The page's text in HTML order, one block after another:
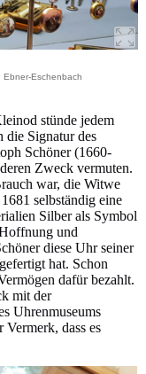
Ebner-Eschenbach
stünde jedem
die Signatur des
Schöner (1660-
Zweck vermuten.
war, die Witwe
selbständig eine
Silber als Symbol
und
diese Uhr seiner
hat. Schon
dafür bezahlt.
mit der
Uhrenmuseums
dass es